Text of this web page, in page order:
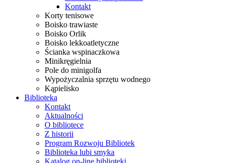
Kontakt
Korty tenisowe
Boisko trawiaste
Boisko Orlik
Boisko lekkoatletyczne
Ścianka wspinaczkowa
Minikręgielnia
Pole do minigolfa
Wypożyczalnia sprzętu wodnego
Kąpielisko
Biblioteka
Kontakt
Aktualności
O bibliotece
Z historii
Program Rozwoju Bibliotek
Biblioteka lubi smyka
Katalog on-line biblioteki